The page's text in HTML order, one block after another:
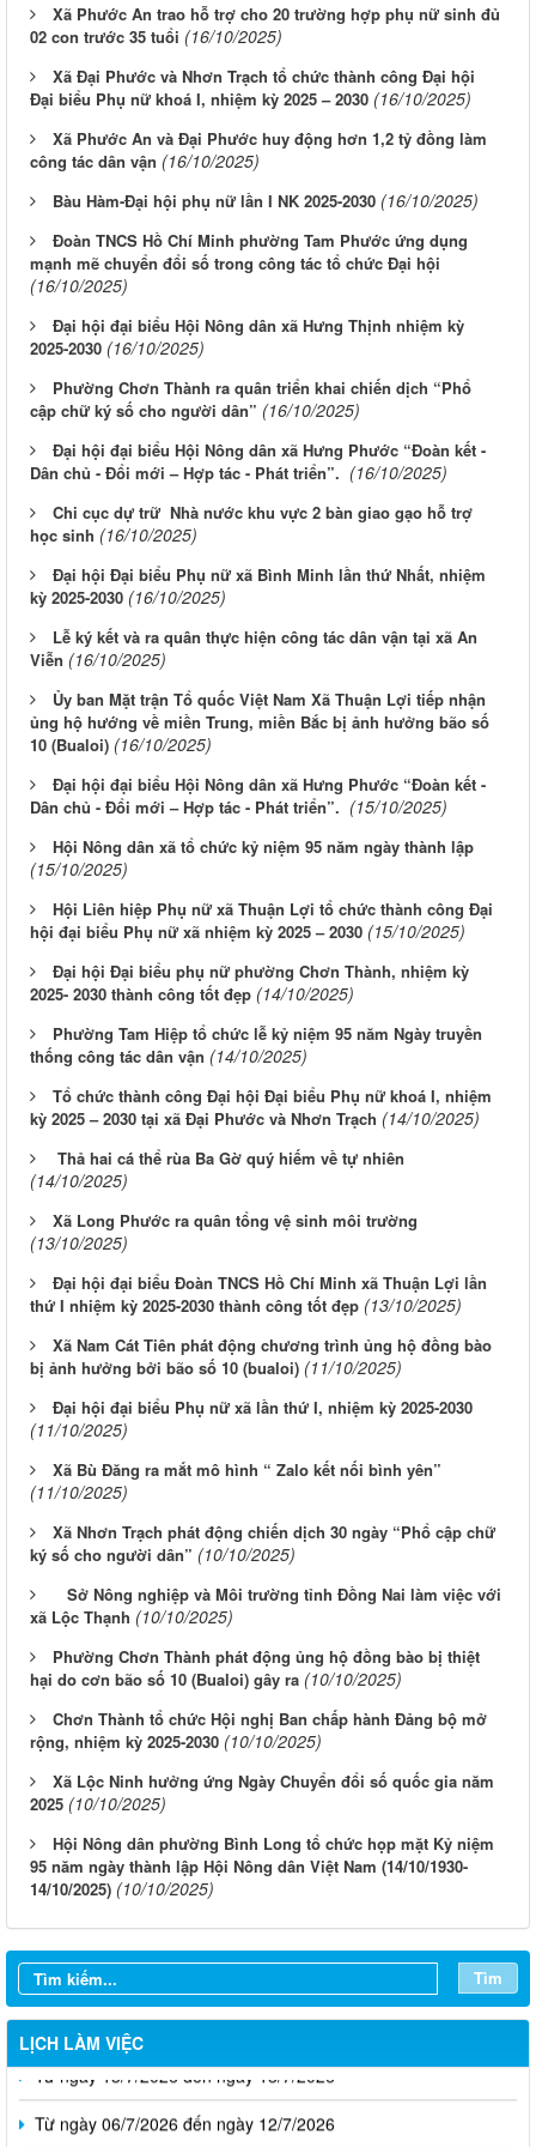
Xã Phước An trao hỗ trợ cho 20 trường hợp phụ nữ sinh đủ
02 con trước 35 tuổi (16/10/2025)
Xã Đại Phước và Nhơn Trạch tổ chức thành công Đại hội
Đại biểu Phụ nữ khoá I, nhiệm kỳ 2025 – 2030 (16/10/2025)
Xã Phước An và Đại Phước huy động hơn 1,2 tỷ đồng làm
công tác dân vận (16/10/2025)
Bàu Hàm-Đại hội phụ nữ lần I NK 2025-2030 (16/10/2025)
Đoàn TNCS Hồ Chí Minh phường Tam Phước ứng dụng
mạnh mẽ chuyển đổi số trong công tác tổ chức Đại hội
(16/10/2025)
Đại hội đại biểu Hội Nông dân xã Hưng Thịnh nhiệm kỳ
2025-2030 (16/10/2025)
Phường Chơn Thành ra quân triển khai chiến dịch “Phổ
cập chữ ký số cho người dân” (16/10/2025)
Đại hội đại biểu Hội Nông dân xã Hưng Phước “Đoàn kết -
Dân chủ - Đổi mới – Hợp tác - Phát triển”. (16/10/2025)
Chi cục dự trữ Nhà nước khu vực 2 bàn giao gạo hỗ trợ
học sinh (16/10/2025)
Đại hội Đại biểu Phụ nữ xã Bình Minh lần thứ Nhất, nhiệm
kỳ 2025-2030 (16/10/2025)
Lễ ký kết và ra quân thực hiện công tác dân vận tại xã An
Viễn (16/10/2025)
Ủy ban Mặt trận Tổ quốc Việt Nam Xã Thuận Lợi tiếp nhận
ủng hộ hướng về miền Trung, miền Bắc bị ảnh hưởng bão số
10 (Bualoi) (16/10/2025)
Đại hội đại biểu Hội Nông dân xã Hưng Phước “Đoàn kết -
Dân chủ - Đổi mới – Hợp tác - Phát triển”. (15/10/2025)
Hội Nông dân xã tổ chức kỷ niệm 95 năm ngày thành lập
(15/10/2025)
Hội Liên hiệp Phụ nữ xã Thuận Lợi tổ chức thành công Đại
hội đại biểu Phụ nữ xã nhiệm kỳ 2025 – 2030 (15/10/2025)
Đại hội Đại biểu phụ nữ phường Chơn Thành, nhiệm kỳ
2025- 2030 thành công tốt đẹp (14/10/2025)
Phường Tam Hiệp tổ chức lễ kỷ niệm 95 năm Ngày truyền
thống công tác dân vận (14/10/2025)
Tổ chức thành công Đại hội Đại biểu Phụ nữ khoá I, nhiệm
kỳ 2025 – 2030 tại xã Đại Phước và Nhơn Trạch (14/10/2025)
Thả hai cá thể rùa Ba Gờ quý hiếm về tự nhiên
(14/10/2025)
Xã Long Phước ra quân tổng vệ sinh môi trường
(13/10/2025)
Đại hội đại biểu Đoàn TNCS Hồ Chí Minh xã Thuận Lợi lần
thứ I nhiệm kỳ 2025-2030 thành công tốt đẹp (13/10/2025)
Xã Nam Cát Tiên phát động chương trình ủng hộ đồng bào
bị ảnh hưởng bởi bão số 10 (bualoi) (11/10/2025)
Đại hội đại biểu Phụ nữ xã lần thứ I, nhiệm kỳ 2025-2030
(11/10/2025)
Xã Bù Đăng ra mắt mô hình “ Zalo kết nối bình yên”
(11/10/2025)
Xã Nhơn Trạch phát động chiến dịch 30 ngày “Phổ cập chữ
ký số cho người dân” (10/10/2025)
Sở Nông nghiệp và Môi trường tỉnh Đồng Nai làm việc với
xã Lộc Thạnh (10/10/2025)
Phường Chơn Thành phát động ủng hộ đồng bào bị thiệt
hại do cơn bão số 10 (Bualoi) gây ra (10/10/2025)
Chơn Thành tổ chức Hội nghị Ban chấp hành Đảng bộ mở
rộng, nhiệm kỳ 2025-2030 (10/10/2025)
Xã Lộc Ninh hưởng ứng Ngày Chuyển đổi số quốc gia năm
2025 (10/10/2025)
Hội Nông dân phường Bình Long tổ chức họp mặt Kỷ niệm
95 năm ngày thành lập Hội Nông dân Việt Nam (14/10/1930-
14/10/2025) (10/10/2025)
Tìm
LỊCH LÀM VIỆC
Từ ngày 27/7/2026 đến ngày 02/8/2026
Từ ngày 20/7/2026 đến ngày 26/7/2026
Từ ngày 13/7/2026 đến ngày 18/7/2026
Từ ngày 06/7/2026 đến ngày 12/7/2026